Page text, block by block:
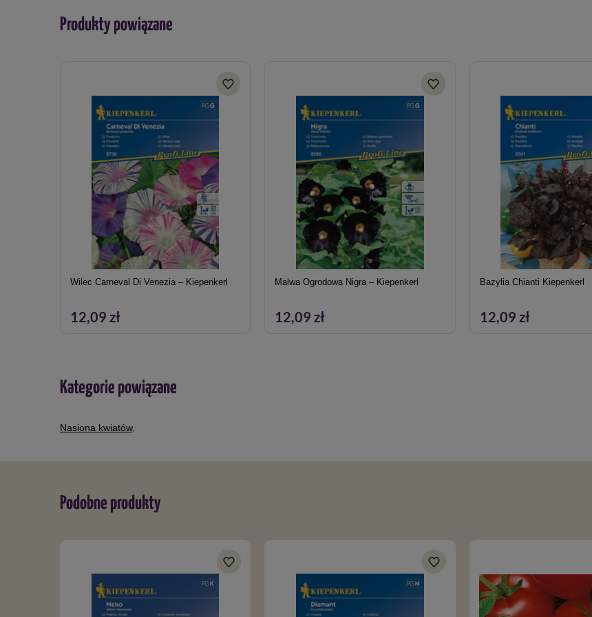
Produkty powiązane
Wilec Carneval Di Venezia – Kiepenkerl
12,09 zł
Malwa Ogrodowa Nigra – Kiepenkerl
12,09 zł
Bazylia Chianti Kiepenkerl
12,09 zł
Kategorie powiązane
Nasiona kwiatów,
Podobne produkty